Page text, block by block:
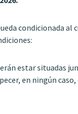
condicionada al
estar situadas
en ningún caso,